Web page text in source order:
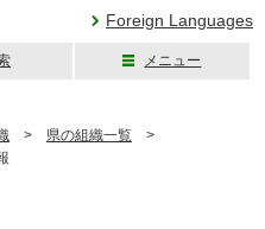
Foreign Languages
メニュー
> 県の組織一覧 >